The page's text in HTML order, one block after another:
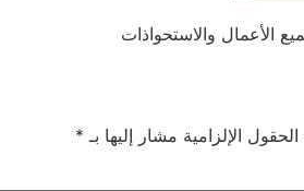
الحقول الإلزامية مشار إليها بـ *